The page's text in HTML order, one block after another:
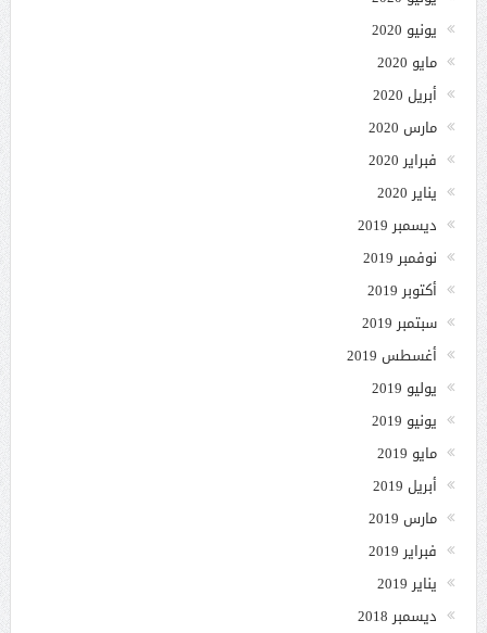
يونيو 2020
مايو 2020
أبريل 2020
مارس 2020
فبراير 2020
يناير 2020
ديسمبر 2019
نوفمبر 2019
أكتوبر 2019
سبتمبر 2019
أغسطس 2019
يوليو 2019
يونيو 2019
مايو 2019
أبريل 2019
مارس 2019
فبراير 2019
يناير 2019
ديسمبر 2018